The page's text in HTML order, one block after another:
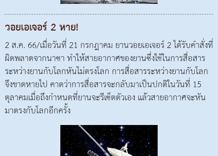
วอยเอเจอร์ 2 หาย!
2 ส.ค. 66/เมื่อวันที่ 21 กรกฎาคม ยานวอยเอเจอร์ 2 ได้รับคำสั่งที่
ผิดพลาดจากนาซา ทำให้สายอากาศของยานซึ่งใช้ในการสื่อสาร
ระหว่างยานกับโลกหันไม่ตรงโลก การสื่อสารระหว่างยานกับโลก
จึงขาดหายไป คาดว่าการสื่อสารจะกลับมาเป็นปกติในวันที่ 15
ตุลาคมเมื่อถึงกำหนดที่ยานจะรีเซ็ตตัวเอง แล้วสายอากาศจะหัน
มาตรงกับโลกอีกครั้ง